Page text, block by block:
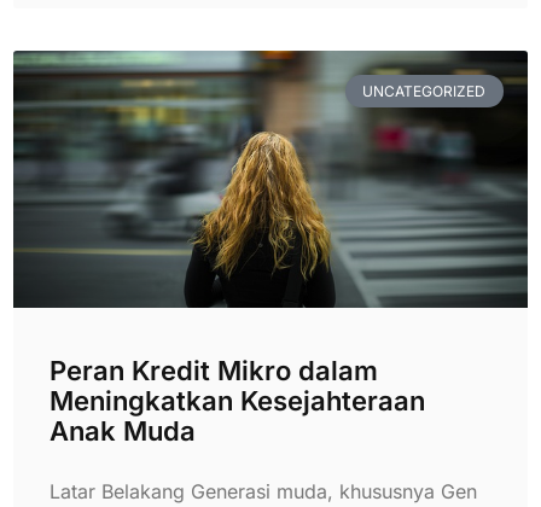
UNCATEGORIZED
Peran Kredit Mikro dalam
Meningkatkan Kesejahteraan
Anak Muda
Latar Belakang Generasi muda, khususnya Gen